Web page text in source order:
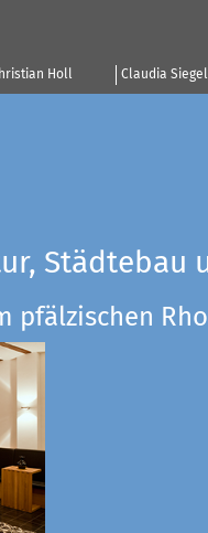
Holl Claudia
Städtebau
pfälzischen